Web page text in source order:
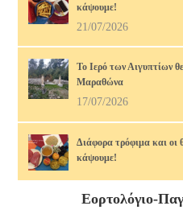
κάψουμε!
21/07/2026
Το Ιερό των Αιγυπτίων
Μαραθώνα
17/07/2026
Διάφορα τρόφιμα και οι
κάψουμε!
14/07/2026
Εορτολόγιο-